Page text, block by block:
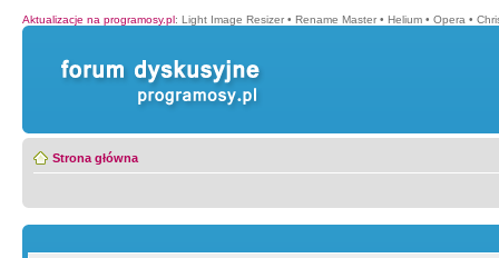
Aktualizacje na programosy.pl: Light Image Resizer • Rename Master • Helium • Opera •
Strona główna